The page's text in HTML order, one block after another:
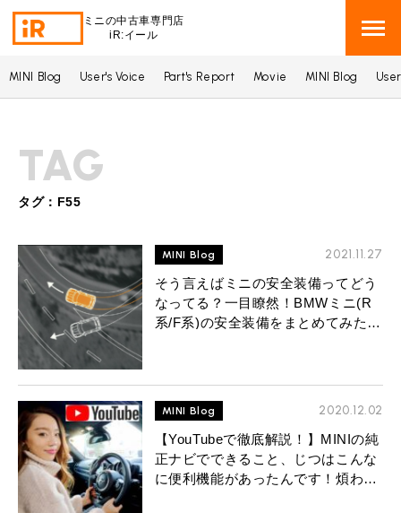
ミニの中古車専門店
iR:イール
BMW MINI BMWミニ 在庫検索
ROVER MINI
TRADE
TOP
iRの買取が他社よりも高い理由
売却手順
必要書類
買取Q&A
iRで愛車を売却されたお客様の声
BMWミニ買取査定依頼
ローバーミニ買取査定依頼
MAINTENANCE メンテナンス
TOP
BMWミニ メンテナンス
ローバーミニ メンテナンス
最近の修理実績
BLOG & MEDIA ブログ＆メディア
TOP
MINI Blog スタッフブログ
User's Voice 購入者様の声
Part's Report パーツ販売のご案内
MINI KNOWLEDGE
TOP
BMWミニナレッジ
ローバーミニナレッジ
ABOUT iR iRについて
会社概要
スタッフ紹介
RECRUIT 採用情報
MINI Blog User's Voice Part's Report Movie MINI Blog
TAG
タグ：F55
MINI Blog
2021.11.27
そう言えばミニの安全装備ってどう
なってる？一目瞭然！BMWミニ(R
系/F系)の安全装備をまとめてみた
MINI Blog
2020.12.02
【YouTubeで徹底解説！】MINIの純
正ナビでできること、じつはこんな
に便利機能があったんです！煩わし